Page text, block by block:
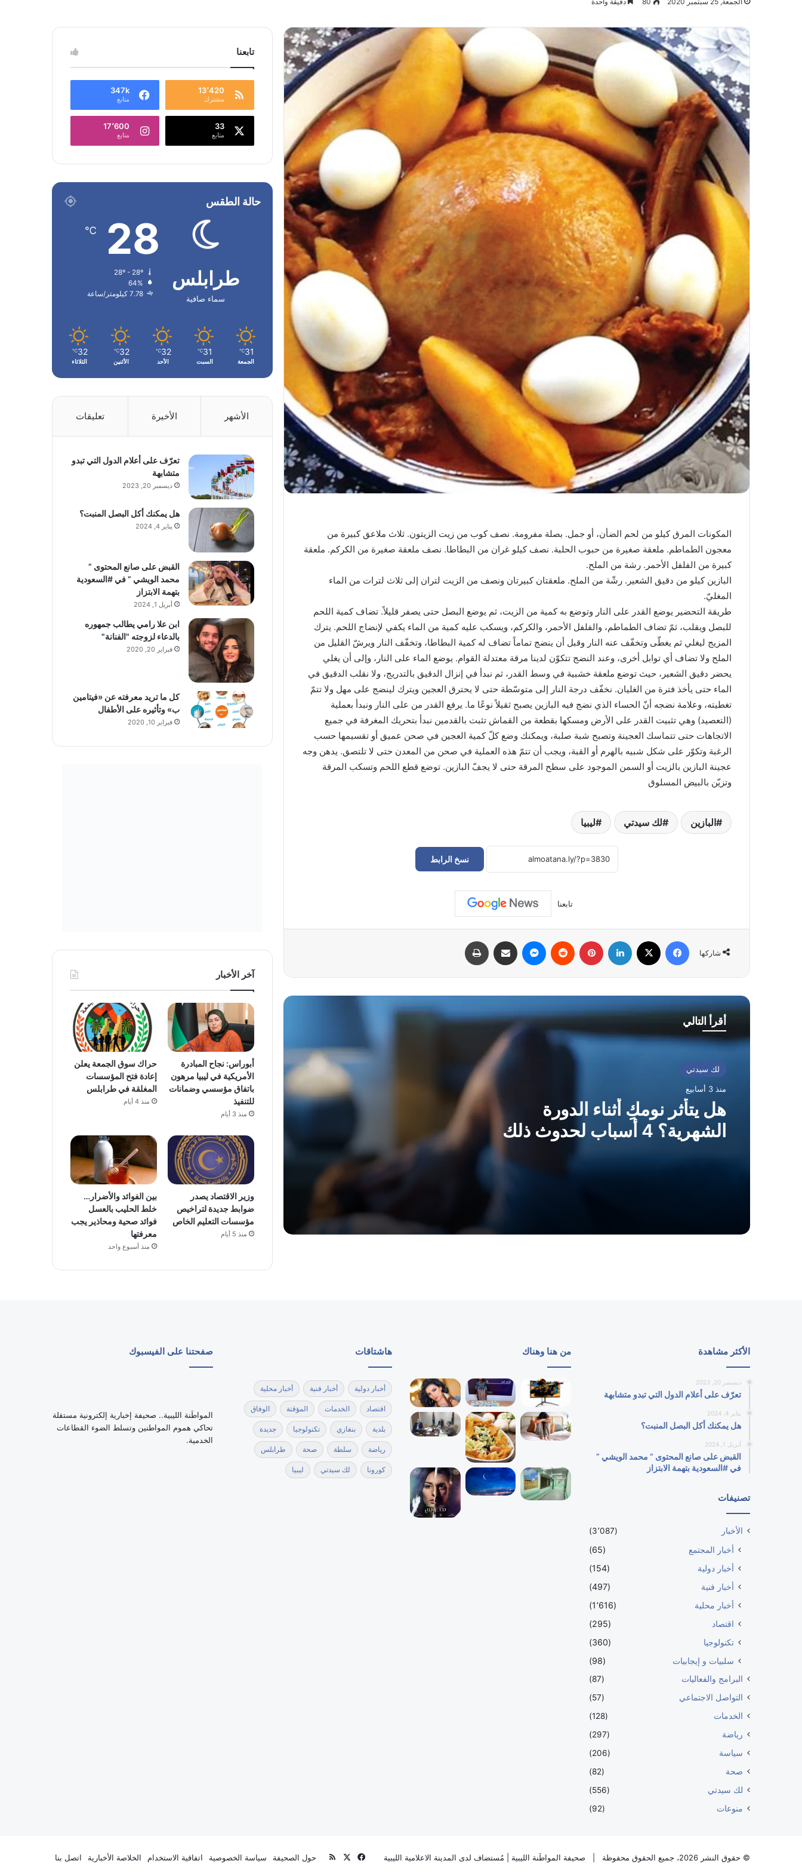
المكونات المرق كيلو من لحم الضأن، أو جمل. بصلة مفرومة. نصف كوب من زيت الزيتون. ثلاث ملاعق كبيرة من
معجون الطماطم. ملعقة صغيرة من حبوب الحلبة. نصف كيلو غران من البطاطا. نصف ملعقة صغيرة من الكركم. ملعقة
كبيرة من الفلفل الأحمر. رشة من الملح.
البازين كيلو من دقيق الشعير. رشّة من الملح. ملعقتان كبيرتان ونصف من الزيت لتران إلى ثلاث لترات من الماء
المغليّ.
طريقة التحضير يوضع القدر على النار وتوضع به كمية من الزيت، ثم يوضع البصل حتى يصفر قليلاً. تضاف كمية اللحم
للبصل ويقلب، ثمّ تضاف الطماطم، والفلفل الأحمر، والكركم، ويسكب عليه كمية من الماء يكفي لإنضاج اللحم. يترك
المزيج ليغلي ثم يغطّى وتخفّف عنه النار وقبل أن ينضج تماماً تضاف له كمية البطاطا، وتخفّف النار ويرشّ القليل من
الملح ولا تضاف أي توابل أخرى، وعند النضج تتكوّن لدينا مرقة معتدلة القوام. يوضع الماء على النار، وإلى أن يغلي
يحضر دقيق الشعير، حيث توضع ملعقة خشبية في وسط القدر، ثم نبدأ في إنزال الدقيق بالتدريج، ولا نقلب الدقيق في
الماء حتى يأخذ فترة من الغليان. نخفّف درجة النار إلى متوسّطة حتى لا يحترق العجين ويترك لينضج على مهل ولا تتمّ
تغطيته، وعلامة نضجه أنّ الحساء الذي نضج فيه البازين يصبح ثقيلاً نوعًا ما. يرفع القدر من على النار ونبدأ بعملية
(التعصيد) وهي تثبيت القدر على الأرض ومسكها بقطعة من القماش تثبت بالقدمين نبدأ بتحريك المغرفة في جميع
الاتجاهات حتى تتماسك العجينة وتصبح شبة صلبة، ويمكنك وضع كلّ كمية العجين في صحن عميق أو تقسيمها حسب
الرغبة وتكوّر على شكل شبيه بالهرم أو القبة، ويجب أن تتمّ هذه العملية في صحن من المعدن حتى لا تلتصق. يدهن وجه
عجينة البازين بالزيت أو السمن الموجود على سطح المرقة حتى لا يجفّ البازين. توضع قطع اللحم وتسكب المرقة
وتزيّن بالبيض المسلوق
البازين لك سيدتي ليبيا
نسخ الرابط
تابعنا
شاركها
فيسبوك لينكدإن بينتيريست ماسنجر مشاركة عبر البريد
أقرأ التالي
لك سيدتي
منذ 3 أسابيع
هل يتأثر نومكِ أثناء الدورة
الشهرية؟ 4 أسباب لحدوث ذلك
تأثير مقاومة الأنسولين على النساء و علاقتها
التجاعيد والجفاف
التغيرات الهرمونية على صحة عيون النساء
هل زيت الخروع آمن للوجه ؟
ثلاث طرق سهلة للتخلص من تساقط الشعر
بإضافة البصل إلى روتين العناية بشعرك
على أن ألم البطن ليس “طبيعياً”
تابعنا
13٬420
مشترك
347k
متابع
33
متابع
17٬600
متابع
حالة الطقس
طرابلس
سماء صافية
28
℃
64%
7.78 كيلومتر/ساعة
31
℃
الجمعة
31
℃
السبت
32
℃
الأحد
32
℃
الأثنين
32
℃
الثلاثاء
الأشهر الأخيرة تعليقات
تعرّف على أعلام الدول التي تبدو
متشابهة
ديسمبر 20, 2023
هل يمكنك أكل البصل المنبت؟
يناير 4, 2024
القبض على صانع المحتوى ”
محمد الويشي ” في #السعودية
بتهمة الابتزاز
أبريل 1, 2024
ابن علا رامي يطالب جمهوره
بالدعاء لزوجته "الفنانة"
فبراير 20, 2020
كل ما تريد معرفته عن «فيتامين
ب» وتأثيره على الأطفال
فبراير 10, 2020
آخر الأخبار
أبوراس: نجاح المبادرة
الأمريكية في ليبيا مرهون
باتفاق مؤسسي وضمانات
للتنفيذ
منذ 3 أيام
حراك سوق الجمعة يعلن
إعادة فتح المؤسسات
المغلقة في طرابلس
منذ 4 أيام
وزير الاقتصاد يصدر
ضوابط جديدة لتراخيص
مؤسسات التعليم الخاص
منذ 5 أيام
بين الفوائد والأضرار…
خلط الحليب بالعسل
فوائد صحية ومحاذير يجب
معرفتها
منذ أسبوع واحد
الأكثر مشاهدة
ديسمبر 20, 2023
تعرّف على أعلام الدول التي تبدو متشابهة
يناير 4, 2024
هل يمكنك أكل البصل المنبت؟
أبريل 1, 2024
القبض على صانع المحتوى ” محمد الويشي ”
في #السعودية بتهمة الابتزاز
تصنيفات
الأخبار (3٬087)
أخبار المجتمع
(65)
أخبار دولية
(154)
أخبار فنية
(497)
أخبار محلية
(1٬616)
اقتصاد
(295)
تكنولوجيا
(360)
سلبيات و إيجابيات
(98)
البرامج والفعاليات
(87)
التواصل الاجتماعي
(57)
الخدمات
(128)
رياضة
(297)
سياسة
(206)
صحة
(82)
لك سيدتي
(556)
منوعات
(92)
من هنا وهناك هاشتاقات
أخبار دولية أخبار فنية أخبار محلية
اقتصاد الخدمات المؤقتة الوفاق
بلدية بنغازي تكنولوجيا جديدة
رياضة سلطة صحة طرابلس
كورونا لك سيدتي ليبيا
صفحتنا على الفيسبوك
‏المواطَنة الليبية.. صحيفة إخبارية إلكترونية مستقلة
تحاكي هموم المواطنين وتسلط الضوء القطاعات
الخدمية.
© حقوق النشر 2026، جميع الحقوق محفوظة | صحيفة المواطَنة الليبية | مُستضاف لدى المدينة الاعلامية الليبية حول الصحيفة سياسة الخصوصية اتفاقية الاستخدام الخلاصة الأخبارية اتصل بنا فيسبوكملخص